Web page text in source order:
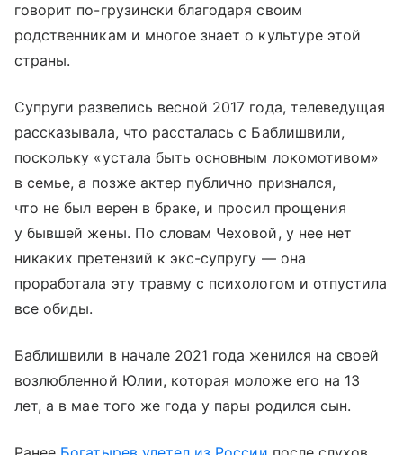
говорит по-грузински благодаря своим
родственникам и многое знает о культуре этой
страны.
Супруги развелись весной 2017 года, телеведущая
рассказывала, что рассталась с Баблишвили,
поскольку «устала быть основным локомотивом»
в семье, а позже актер публично признался,
что не был верен в браке, и просил прощения
у бывшей жены. По словам Чеховой, у нее нет
никаких претензий к экс-супругу — она
проработала эту травму с психологом и отпустила
все обиды.
Баблишвили в начале 2021 года женился на своей
возлюбленной Юлии, которая моложе его на 13
лет, а в мае того же года у пары родился сын.